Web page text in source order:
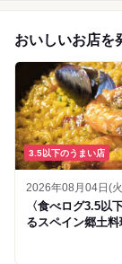
おいしいお店を
3.5以下のうまい店
2026年08月04日(
〈食べログ3.5以
るスペイン郷土料